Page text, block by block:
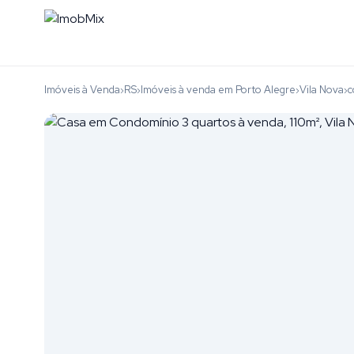
Imóveis à Venda›RS›Imóveis à venda em Porto Alegre›Vila Nova›